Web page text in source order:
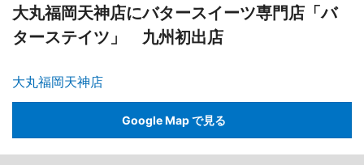
大丸福岡天神店にバタースイーツ専門店「バ
ターステイツ」 九州初出店
大丸福岡天神店
Google Map で見る